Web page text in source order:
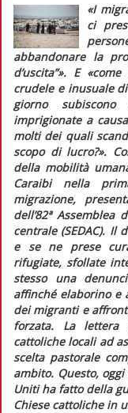
«I
ci
abbandonare la
d’uscita”». E
crudele e inusuale
giorno
imprigionate a
molti dei quali
scopo di lucro?».
della mobilità
Caraibi nella
migrazione,
dell’82ª Assemblea
centrale (SEDAC). Il
e se ne prese
rifugiate, sfollate
stesso una
affinché elaborino
dei migranti e
forzata. La lettera
cattoliche locali ad
scelta pastorale
ambito. Questo,
Uniti ha fatto della
Chiese cattoliche in